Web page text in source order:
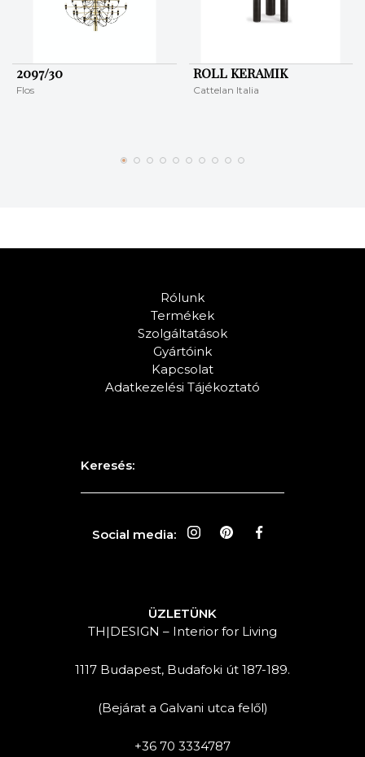
2097/30
Flos
ROLL KERAMIK
Cattelan Italia
Rólunk
Termékek
Szolgáltatások
Gyártóink
Kapcsolat
Adatkezelési Tájékoztató
Keresés:
Social media:
ÜZLETÜNK
TH|DESIGN – Interior for Living
1117 Budapest, Budafoki út 187-189.
(Bejárat a Galvani utca felől)
+36 70 3334787